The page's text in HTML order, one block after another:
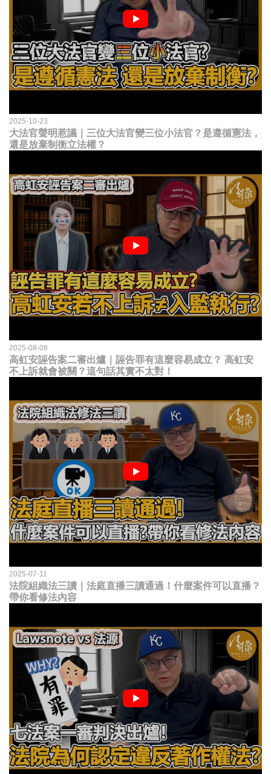
2025-10-23
大法官聲明惹議｜三位大法官變三位小法官？是遵循憲法，
還是放棄制衡立法權？
2025-08-08
高虹安誣告案二審出爐｜誣告罪有這麼容易成立？ 高虹安
不上訴就會被關？這句話其實不太對！
2025-07-11
法院組織法三讀｜法庭直播三讀通過！什麼案件可以直播？
帶你看修法內容